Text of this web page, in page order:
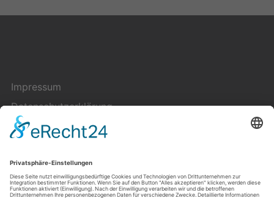
Impressum
Datenschutzerklärung
Cookie-Einstellungen
Über uns